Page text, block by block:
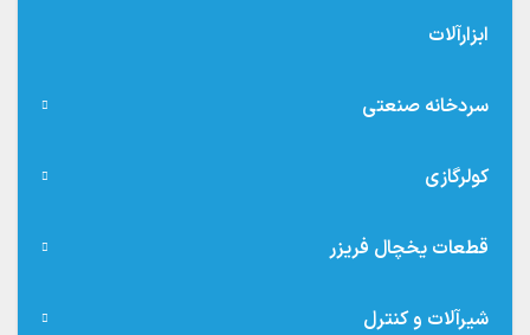
ابزارآلات
سردخانه صنعتی
کولرگازی
قطعات یخچال فریزر
شیرآلات و کنترل